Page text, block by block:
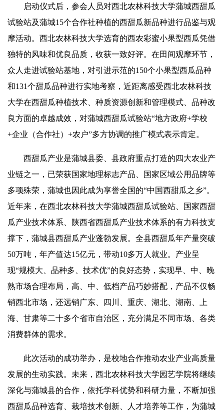
启动仪式后，参会人员对西北农林科技大学蒲城西甜瓜
试验站及蒲城15个合作社种植的西甜瓜新品种进行品鉴与观
摩活动。西北农林科技大学选育的西农彩蜜小果型西瓜凭借
独特的风味和优良品质，收获一致好评。在田间观摩环节，
众人走进试验站基地，对引进示范的150个小果型西瓜品种
和131个甜瓜品种进行实地考察，近距离感受西北农林科技
大学在西甜瓜种植技术、种质资源创新和管理模式、品种改
良方面的卓越成效 ，对蒲城西甜瓜试验站“地方政府+学校
+企业（合作社）+农户”多方协调的推广模式表示肯定。
西甜瓜产业是蒲城县委、县政府重点打造的四大农业产
业链之一，已荣获国家地理标志产品、国家区域公用品牌等
多项殊荣，蒲城也因此成为享誉全国的“中国西甜瓜之乡”。
近年来，在西北农林科技大学蒲城西甜瓜试验站、国家西甜
瓜产业技术体系、陕西省西甜瓜产业技术体系的有力科技支
撑下，蒲城县西甜瓜产业蓬勃发展。全县西甜瓜年产量突破
50万吨，年产值达15亿元，带动10多万人就业。产业呈
现“规模大、品种多、技术优”的良好态势，实现早、中、晚
熟市场合理布局，高、中、低档产品巧妙搭配，产品不仅畅
销西北市场，还远销广东、四川、重庆、湖北、湖南、上
海、甘肃等二十多个省市自治区，充分满足不同市场、各类
消费群体的需求。
此次活动的成功举办，是校地合作推动农业产业高质量
发展的生动实践。未来，西北农林科技大学园艺学院将继续
深化与蒲城县的合作，依托学科优势和科研力量，不断加强
西甜瓜品种选育、栽培技术创新、人才培养等工作，为蒲城